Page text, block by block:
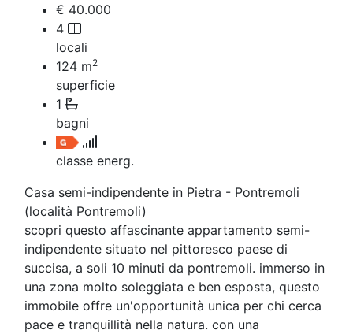
€ 40.000
4
locali
124 m2
superficie
1
bagni
classe energ.
Casa semi-indipendente in Pietra - Pontremoli
(località Pontremoli)
scopri questo affascinante appartamento semi-
indipendente situato nel pittoresco paese di
succisa, a soli 10 minuti da pontremoli. immerso in
una zona molto soleggiata e ben esposta, questo
immobile offre un'opportunità unica per chi cerca
pace e tranquillità nella natura. con una